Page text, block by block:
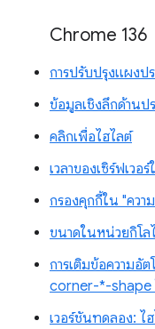
Chrome 136
การปรับปรุงแผงป
ข้อมูลเชิงลึกด้าน
คลิกเพื่อไฮไลต์
เวลาของเซิร์ฟเวอ
กรองคุกกี้ใน "ควา
ขนาดในหน่วยกิโล
การเติมข้อความอั
corner-*-shape
เวอร์ชันทดลอง: ไ